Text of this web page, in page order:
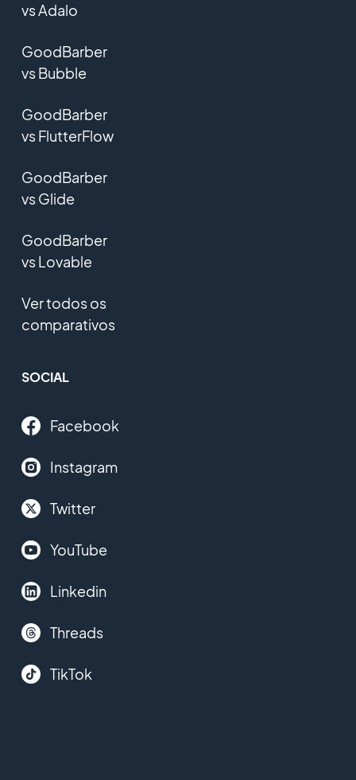
vs Adalo
GoodBarber
vs Bubble
GoodBarber
vs FlutterFlow
GoodBarber
vs Glide
GoodBarber
vs Lovable
Ver todos os
comparativos
SOCIAL
Facebook
Instagram
Twitter
YouTube
Linkedin
Threads
TikTok